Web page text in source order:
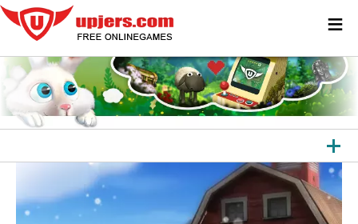
TUTTI I GIOCHI
GIOCHI PER BROWSER
≡